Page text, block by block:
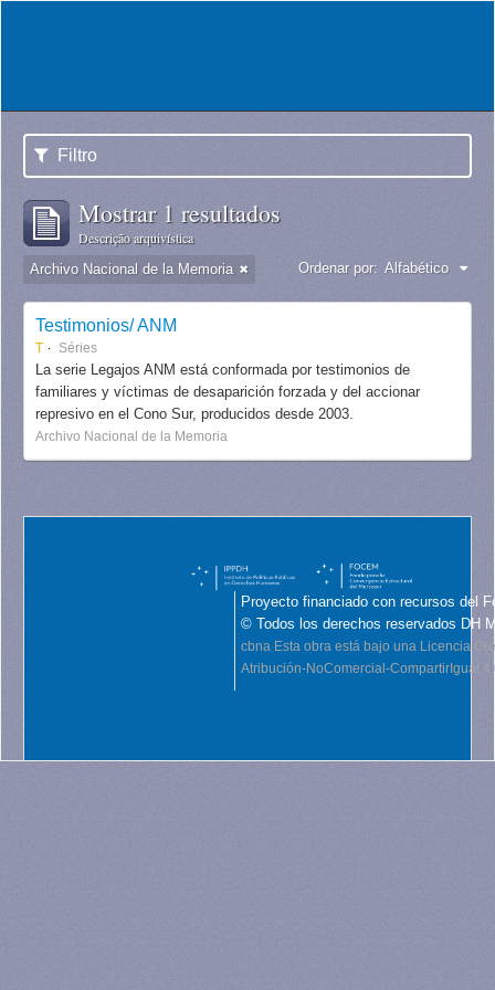
Filtro
Mostrar 1 resultados
Descrição arquivística
Archivo Nacional de la Memoria Ordenar por: Alfabético
Testimonios/ ANM
T Séries
La serie Legajos ANM está conformada por testimonios de
familiares y víctimas de desaparición forzada y del accionar
represivo en el Cono Sur, producidos desde 2003.
Archivo Nacional de la Memoria
Proyecto financiado con recursos del
© Todos los derechos reservados DH
cbna Esta obra está bajo una Licencia
Atribución-NoComercial-CompartirIgual